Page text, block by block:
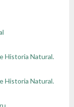
Historia Natural.
Historia Natural.